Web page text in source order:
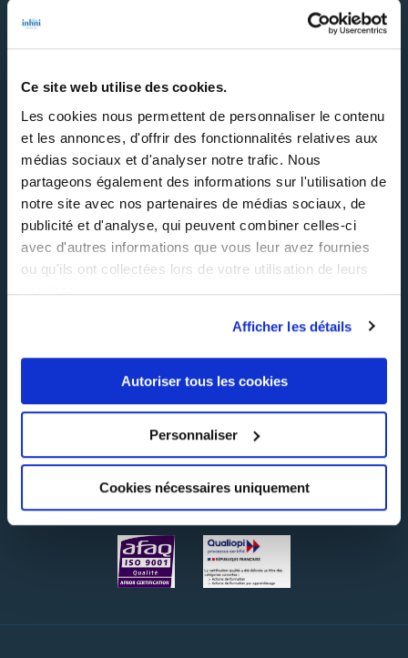
Ce site web utilise des cookies.
Les cookies nous permettent de personnaliser le contenu
et les annonces, d'offrir des fonctionnalités relatives aux
médias sociaux et d'analyser notre trafic. Nous
partageons également des informations sur l'utilisation de
notre site avec nos partenaires de médias sociaux, de
publicité et d'analyse, qui peuvent combiner celles-ci
avec d'autres informations que vous leur avez fournies
ou qu'ils ont collectées lors de votre utilisation de leurs
services.
Afficher les détails
Autoriser tous les cookies
Personnaliser
Cookies nécessaires uniquement
Nos formations
Contactez-nous
INHNI recrute
FAQ
CGV
Suivez-nous !
Certifications